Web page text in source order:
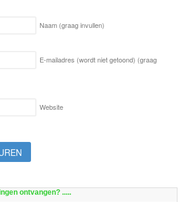
Naam (graag invullen)
E-mailadres (wordt niet getoond) (graag
Website
ontvangen? .....